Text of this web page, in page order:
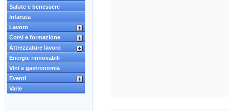
Salute e benessere
Infanzia
Lavoro
Corsi e formazione
Attrezzature lavoro
Energie rinnovabili
Vini e gastronomia
Eventi
Varie